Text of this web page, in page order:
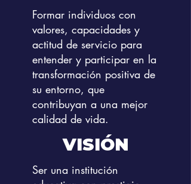
Formar individuos con
valores, capacidades y
actitud de servicio para
entender y participar en la
transformación positiva de
su entorno, que
contribuyan a una mejor
calidad de vida.
VISIÓN
Ser una institución